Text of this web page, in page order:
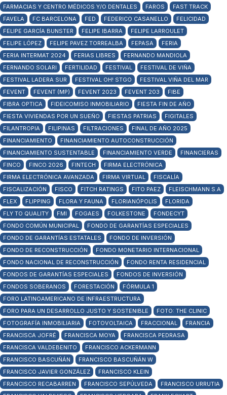
FARMACIAS Y CENTRO MÉDICOS Y/O DENTALES
FAROS
FAST TRACK
FAVELA
FC BARCELONA FED FEDERICO CASANELLO
FELICIDAD
FELIPE GARCÍA BUNSTER
FELIPE IBARRA
FELIPE LARROULET
FELIPE LÓPEZ
FELIPE PAVEZ TORREALBA FEPASA
FERIA
FERIA INTERMAT 2024
FERIAS LIBRES
FERNANDO MANDIOLA
FERNANDO SOLARI
FERTILIDAD FESTIVAL
FESTIVAL DE VIÑA
FESTIVAL LADERA SUR
FESTIVAL OH! STGO
FESTIVAL VIÑA DEL MAR
FEVENT
FEVENT (MP) FEVENT 2023 FEVENT 203
FIBE
FIBRA OPTICA
FIDEICOMISO INMOBILIARIO
FIESTA FIN DE AÑO
FIESTA VIVIENDAS POR UN SUEÑO
FIESTAS PATRIAS
FIGITALES
FILANTROPIA
FILIPINAS FILTRACIONES
FINAL DE AÑO 2025
FINANCIAMIENTO
FINANCIAMIENTO AUTOCONSTRUCCIÓN
FINANCIAMIENTO SUSTENTABLE
FINANCIAMIENTO VERDE
FINANCIERAS
FINCO
FINCO 2026 FINTECH
FIRMA ELECTRÓNICA
FIRMA ELECTRÓNICA AVANZADA
FIRMA VIRTUAL
FISCALÍA
FISCALIZACIÓN
FISCO FITCH RATINGS FITO PAEZ
FLEISCHMANN S.A
FLEX
FLIPPING FLORA Y FAUNA FLORIANÓPOLIS
FLORIDA
FLY TO QUALITY
FMI FOGAES FOLKESTONE
FONDECYT
FONDO COMÚN MUNICIPAL
FONDO DE GARANTÍAS ESPECIALES
FONDO DE GARANTÍAS ESTATALES
FONDO DE INVERSIÓN
FONDO DE RECONSTRUCCIÓN
FONDO MONETARIO INTERNACIONAL
FONDO NACIONAL DE RECONSTRUCCIÓN
FONDO RENTA RESIDENCIAL
FONDOS DE GARANTÍAS ESPECIALES
FONDOS DE INVERSIÓN
FONDOS SOBERANOS
FORESTACIÓN
FÓRMULA 1
FORO LATINOAMERICANO DE INFRAESTRUCTURA
FORO PARA UN DESARROLLO JUSTO Y SOSTENIBLE
FOTO: THE CLINIC
FOTOGRAFÍA INMOBILIARIA
FOTOVOLTAICA FRACCIONAL
FRANCIA
FRANCISCA JOFRÉ
FRANCISCA MOYA
FRANCISCA PEDRASA
FRANCISCA VALDEBENITO
FRANCISCO ACKERMANN
FRANCISCO BASCUÑÁN
FRANCISCO BASCUÑÁN W
FRANCISCO JAVIER GONZÁLEZ
FRANCISCO KLEIN
FRANCISCO RECABARREN
FRANCISCO SEPÚLVEDA
FRANCISCO URRUTIA